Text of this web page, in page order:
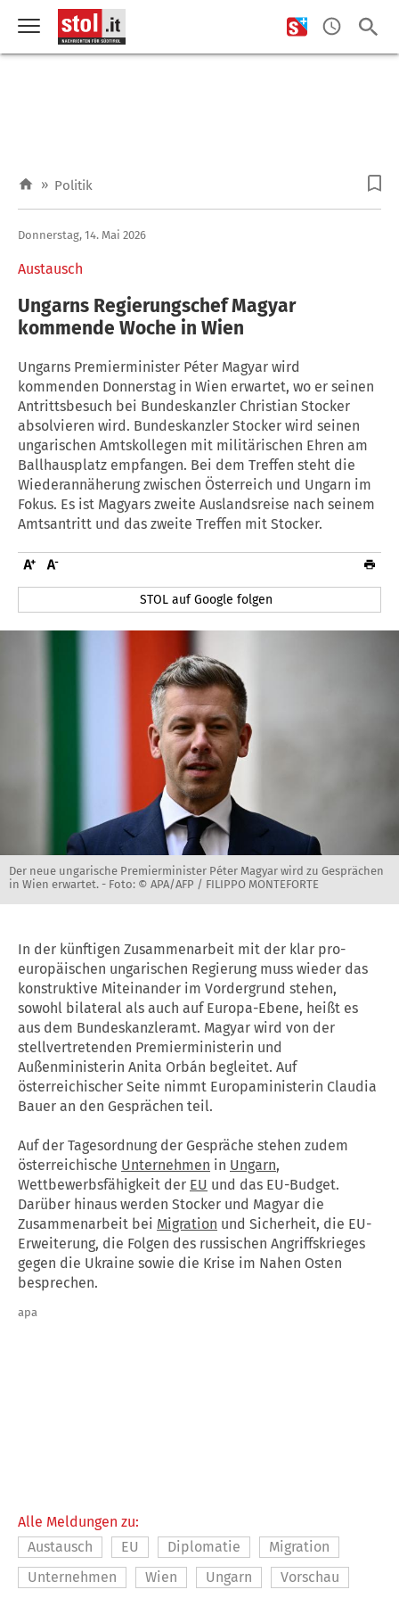
» Politik
Austausch
Donnerstag, 14. Mai 2026
Ungarns Regierungschef Magyar
kommende Woche in Wien
Ungarns Premierminister Péter Magyar wird
kommenden Donnerstag in Wien erwartet, wo er seinen
Antrittsbesuch bei Bundeskanzler Christian Stocker
absolvieren wird. Bundeskanzler Stocker wird seinen
ungarischen Amtskollegen mit militärischen Ehren am
Ballhausplatz empfangen. Bei dem Treffen steht die
Wiederannäherung zwischen Österreich und Ungarn im
Fokus. Es ist Magyars zweite Auslandsreise nach seinem
Amtsantritt und das zweite Treffen mit Stocker.
STOL auf Google folgen
Der neue ungarische Premierminister Péter Magyar wird zu Gesprächen
in Wien erwartet. - Foto: © APA/AFP / FILIPPO MONTEFORTE
In der künftigen Zusammenarbeit mit der klar pro-
europäischen ungarischen Regierung muss wieder das
konstruktive Miteinander im Vordergrund stehen,
sowohl bilateral als auch auf Europa-Ebene, heißt es
aus dem Bundeskanzleramt. Magyar wird von der
stellvertretenden Premierministerin und
Außenministerin Anita Orbán begleitet. Auf
österreichischer Seite nimmt Europaministerin Claudia
Bauer an den Gesprächen teil.
Auf der Tagesordnung der Gespräche stehen zudem
österreichische Unternehmen in Ungarn,
Wettbewerbsfähigkeit der EU und das EU-Budget.
Darüber hinaus werden Stocker und Magyar die
Zusammenarbeit bei Migration und Sicherheit, die EU-
Erweiterung, die Folgen des russischen Angriffskrieges
gegen die Ukraine sowie die Krise im Nahen Osten
besprechen.
apa
Alle Meldungen zu:
Austausch
EU Diplomatie
Migration
Unternehmen
Wien Ungarn Vorschau